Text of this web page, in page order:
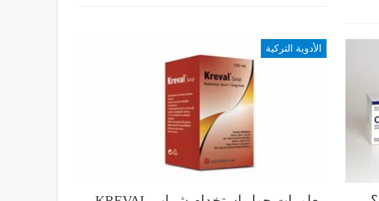
الأدوية التركية